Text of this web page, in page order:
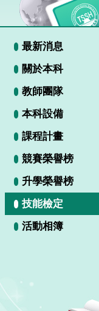
最新消息
關於本科
教師團隊
本科設備
課程計畫
競賽榮譽榜
升學榮譽榜
技能檢定
活動相簿